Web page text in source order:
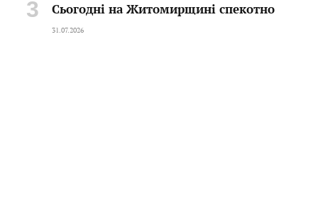
Сьогодні на Житомирщині спекотно
31.07.2026